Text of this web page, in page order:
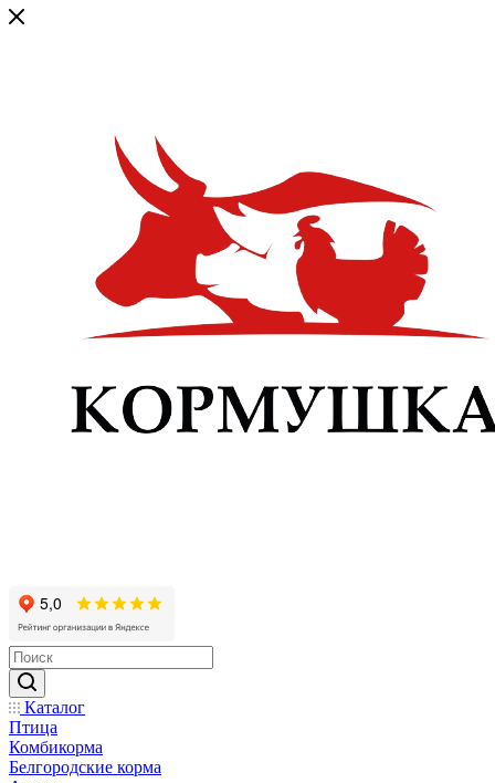
Каталог
Птица
Комбикорма
Белгородские корма